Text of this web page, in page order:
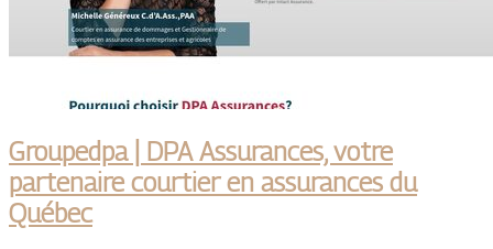
Groupedpa | DPA Assurances, votre
partenaire courtier en assurances du
Québec